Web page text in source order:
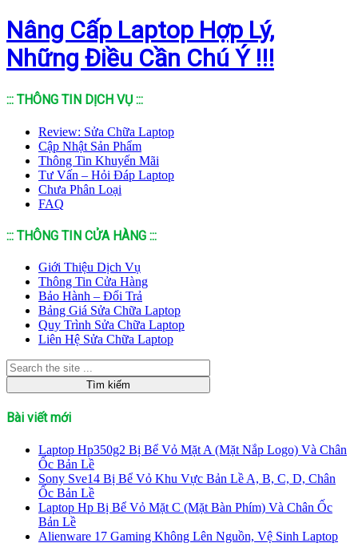
Nâng Cấp Laptop Hợp Lý,
Những Điều Cần Chú Ý !!!
::: THÔNG TIN DỊCH VỤ :::
Review: Sửa Chữa Laptop
Cập Nhật Sản Phẩm
Thông Tin Khuyến Mãi
Tư Vấn – Hỏi Đáp Laptop
Chưa Phân Loại
FAQ
::: THÔNG TIN CỬA HÀNG :::
Giới Thiệu Dịch Vụ
Thông Tin Cửa Hàng
Bảo Hành – Đổi Trả
Bảng Giá Sửa Chữa Laptop
Quy Trình Sửa Chữa Laptop
Liên Hệ Sửa Chữa Laptop
Bài viết mới
Laptop Hp350g2 Bị Bể Vỏ Mặt A (Mặt Nắp Logo) Và Chân
Ốc Bản Lề
Sony Sve14 Bị Bể Vỏ Khu Vực Bản Lề A, B, C, D, Chân
Ốc Bản Lề
Laptop Hp Bị Bể Vỏ Mặt C (Mặt Bàn Phím) Và Chân Ốc
Bản Lề
Alienware 17 Gaming Không Lên Nguồn, Vệ Sinh Laptop